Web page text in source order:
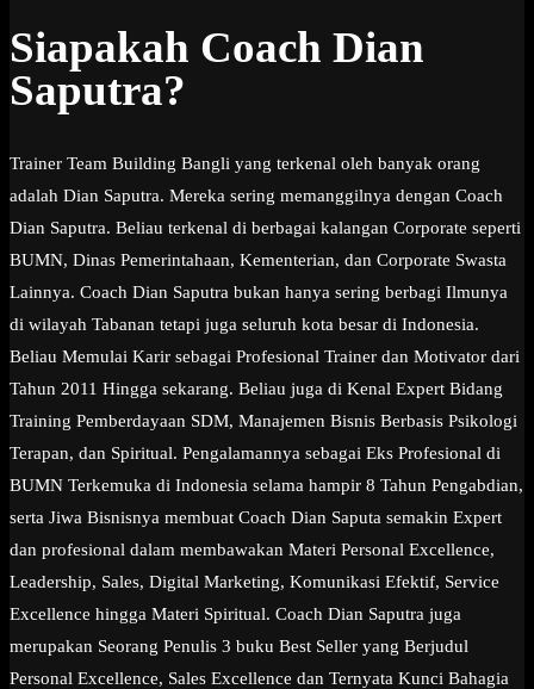
Siapakah Coach Dian
Saputra?
Trainer Team Building Bangli yang terkenal oleh banyak orang
adalah Dian Saputra. Mereka sering memanggilnya dengan Coach
Dian Saputra. Beliau terkenal di berbagai kalangan Corporate seperti
BUMN, Dinas Pemerintahaan, Kementerian, dan Corporate Swasta
Lainnya. Coach Dian Saputra bukan hanya sering berbagi Ilmunya
di wilayah Tabanan tetapi juga seluruh kota besar di Indonesia.
Beliau Memulai Karir sebagai Profesional Trainer dan Motivator dari
Tahun 2011 Hingga sekarang. Beliau juga di Kenal Expert Bidang
Training Pemberdayaan SDM, Manajemen Bisnis Berbasis Psikologi
Terapan, dan Spiritual. Pengalamannya sebagai Eks Profesional di
BUMN Terkemuka di Indonesia selama hampir 8 Tahun Pengabdian,
serta Jiwa Bisnisnya membuat Coach Dian Saputa semakin Expert
dan profesional dalam membawakan Materi Personal Excellence,
Leadership, Sales, Digital Marketing, Komunikasi Efektif, Service
Excellence hingga Materi Spiritual. Coach Dian Saputra juga
merupakan Seorang Penulis 3 buku Best Seller yang Berjudul
Personal Excellence, Sales Excellence dan Ternyata Kunci Bahagia